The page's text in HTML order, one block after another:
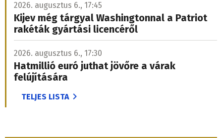
2026. augusztus 6., 17:45
Kijev még tárgyal Washingtonnal a Patriot
rakéták gyártási licencéről
2026. augusztus 6., 17:30
Hatmillió euró juthat jövőre a várak
felújítására
TELJES LISTA